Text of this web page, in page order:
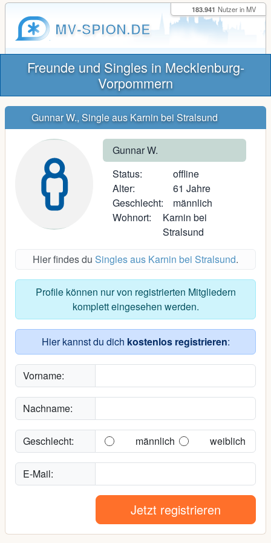
MV-SPION.DE
183.941 Nutzer in MV
Freunde und Singles in Mecklenburg-
Vorpommern
Gunnar W., Single aus Karnin bei Stralsund
Gunnar W.
Status:
offline
Alter:
61 Jahre
Geschlecht:
männlich
Wohnort:
Karnin bei
Stralsund
Hier findes du Singles aus Karnin bei Stralsund.
Profile können nur von registrierten Mitgliedern
komplett eingesehen werden.
Hier kannst du dich kostenlos registrieren:
Vorname:
Nachname:
Geschlecht: männlich weiblich
E-Mail:
Jetzt registrieren